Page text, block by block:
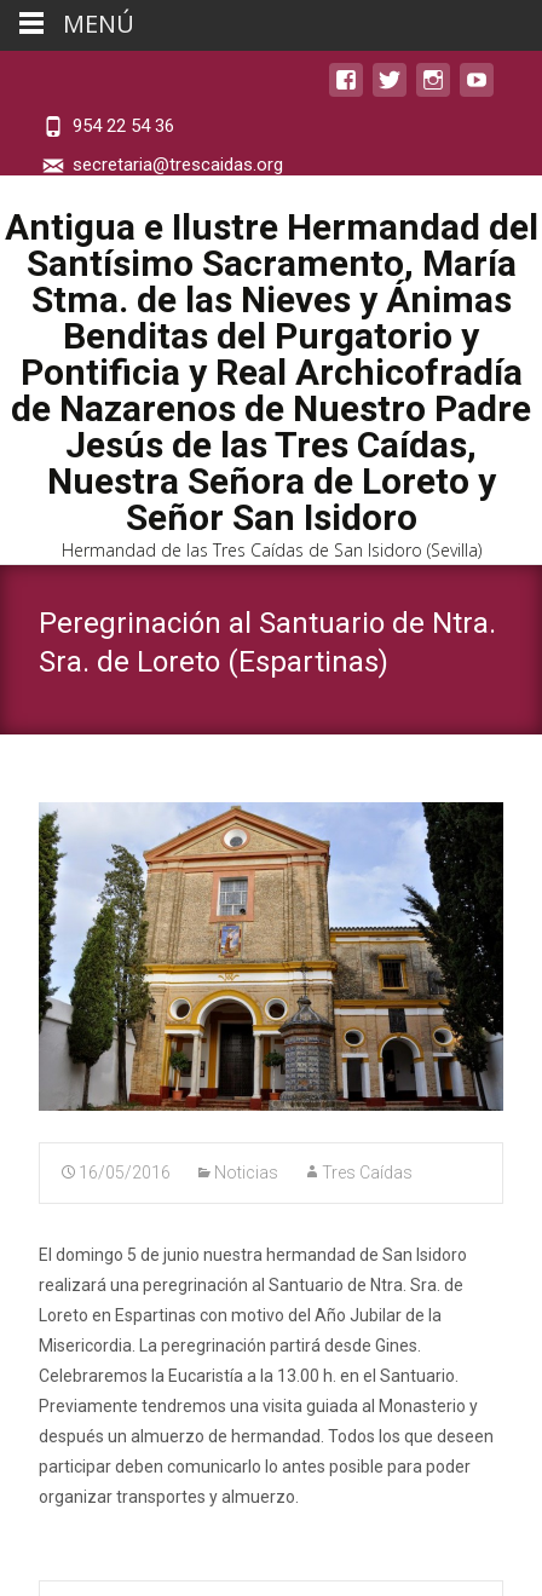
954 22 54 36
secretaria@trescaidas.org
Antigua e Ilustre Hermandad del
Santísimo Sacramento, María
Stma. de las Nieves y Ánimas
Benditas del Purgatorio y
Pontificia y Real Archicofradía
de Nazarenos de Nuestro Padre
Jesús de las Tres Caídas,
Nuestra Señora de Loreto y
Señor San Isidoro
Hermandad de las Tres Caídas de San Isidoro (Sevilla)
Peregrinación al Santuario de Ntra.
Sra. de Loreto (Espartinas)
16/05/2016 Noticias Tres Caídas
El domingo 5 de junio nuestra hermandad de San Isidoro
realizará una peregrinación al Santuario de Ntra. Sra. de
Loreto en Espartinas con motivo del Año Jubilar de la
Misericordia. La peregrinación partirá desde Gines.
Celebraremos la Eucaristía a la 13.00 h. en el Santuario.
Previamente tendremos una visita guiada al Monasterio y
después un almuerzo de hermandad. Todos los que deseen
participar deben comunicarlo lo antes posible para poder
organizar transportes y almuerzo.
MENÚ